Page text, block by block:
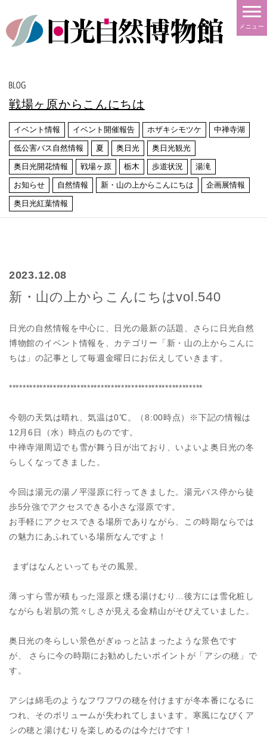
メニュー
戦場ヶ原からこんにちは
イベント情報 イベント開催報告 ホザキシモツケ 中禅寺湖
低公害バス自然情報 夏 奥日光 奥日光観光
奥日光開花情報 戦場ヶ原 栃木 歩道状況 湯滝
お知らせ 自然情報 新・山の上からこんにちは 企画展情報
奥日光紅葉情報
2023.12.08
新・山の上からこんにちはvol.540
日光の自然情報を中心に、日光の最新の話題、さらに日光自然
博物館のイベント情報を、カテゴリー「新・山の上からこんに
ちは」の記事として毎週金曜日にお伝えしていきます。
*********************************************************
今朝の天気は晴れ、気温は0℃。（8:00時点）※下記の情報は
12月6日（水）時点のものです。
中禅寺湖周辺でも雪が舞う日が出ており、いよいよ奥日光の冬
らしくなってきました。
今回は湯元の湯ノ平湿原に行ってきました。湯元バス停から徒
歩5分強でアクセスできる小さな湿原です。
お手軽にアクセスできる場所でありながら、この時期ならでは
の魅力にあふれている場所なんですよ！
まずはなんといってもその風景。
薄っすら雪が積もった湿原と燻る湯けむり…後方には雪化粧し
ながらも岩肌の荒々しさが見える金精山がそびえていました。
奥日光の冬らしい景色がぎゅっと詰まったような景色です
が、 さらに今の時期にお勧めしたいポイントが「アシの穂」で
す。
アシは綿毛のようなフワフワの穂を付けますが冬本番になるに
つれ、そのボリュームが失われてしまいます。寒風になびくア
シの穂と湯けむりを楽しめるのは今だけです！